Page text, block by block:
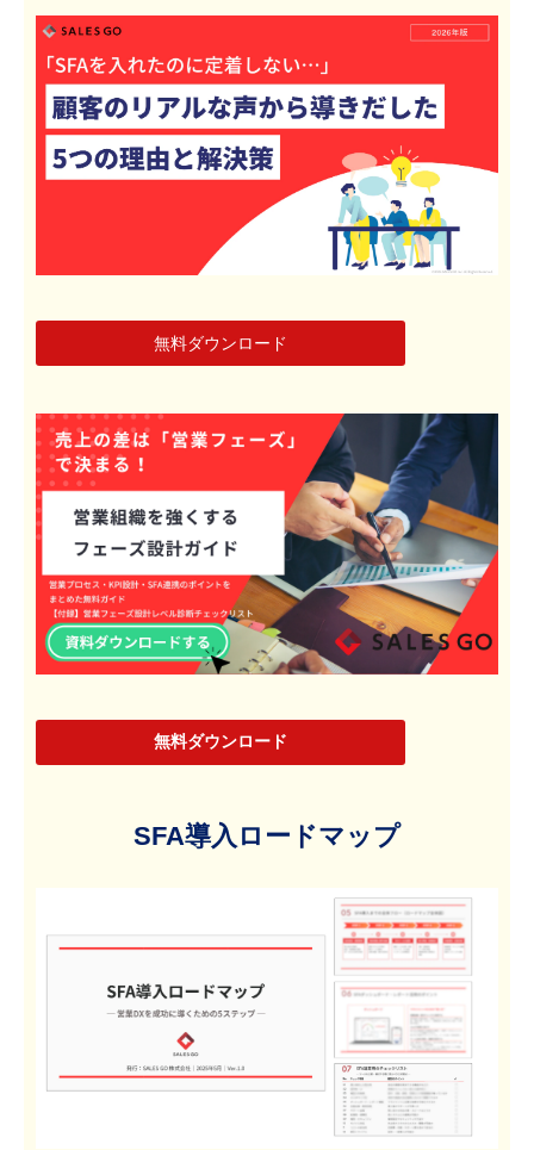
無料ダウンロード
無料ダウンロード
SFA導入ロードマップ